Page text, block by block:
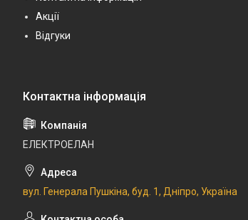
Акції
Відгуки
ЕЛЕКТРОЕЛАН
вул. Генерала Пушкіна, буд. 1, Дніпро, Україна